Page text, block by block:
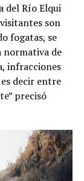
del Río Elqui
son
fogatas, se
normativa de
infracciones
decir entre
precisó